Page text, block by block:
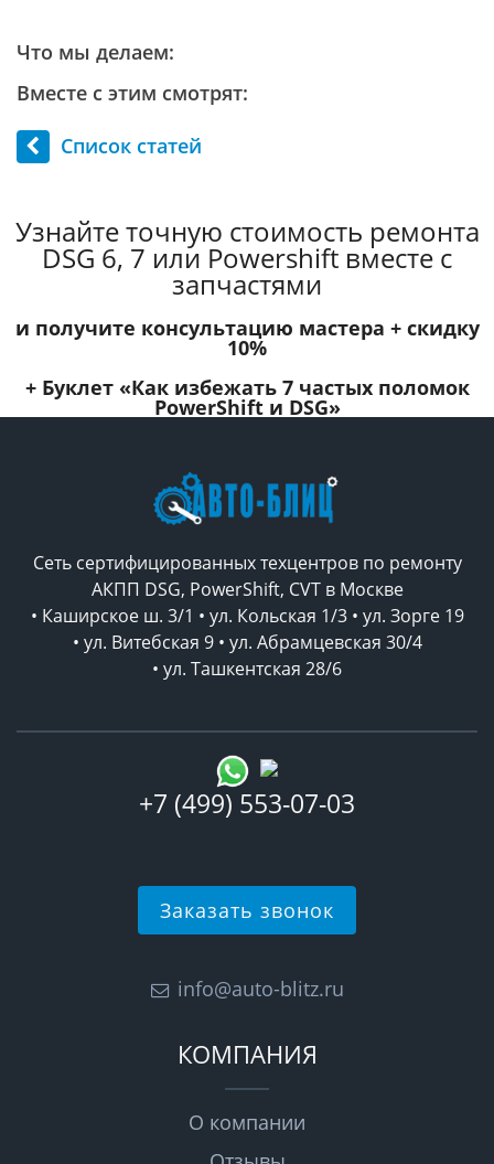
Что мы делаем:
Вместе с этим смотрят:
Список статей
Узнайте точную стоимость ремонта
DSG 6, 7 или Powershift вместе с
запчастями
и получите консультацию мастера + скидку
10%
+ Буклет «Как избежать 7 частых поломок
PowerShift и DSG»
Сеть сертифицированных техцентров по ремонту
АКПП DSG, PowerShift, CVT в Москве
• Каширское ш. 3/1 • ул. Кольская 1/3 • ул. Зорге 19
• ул. Витебская 9 • ул. Абрамцевская 30/4
• ул. Ташкентская 28/6
+7 (499) 553-07-03
Заказать звонок
info@auto-blitz.ru
КОМПАНИЯ
О компании